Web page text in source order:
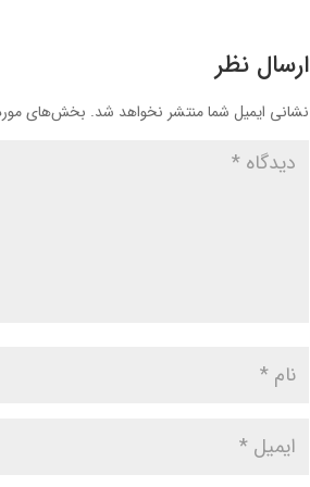
ارسال نظر
نشانی ایمیل شما منتشر نخواهد شد. بخش‌های